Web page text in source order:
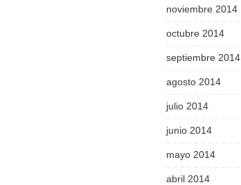
noviembre 2014
octubre 2014
septiembre 2014
agosto 2014
julio 2014
junio 2014
mayo 2014
abril 2014